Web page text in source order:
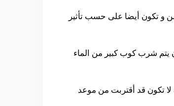
تكون أيضا على حسب تأثير
يتم شرب كوب كبير من الماء
تكون قد أقتربت من موعد